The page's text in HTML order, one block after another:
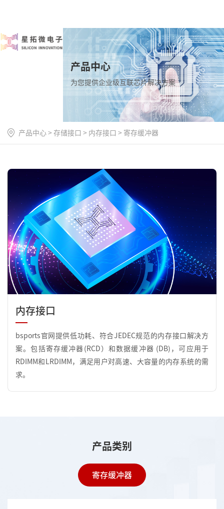
产品中心
为您提供企业级互联芯片解决方案
产品中心 > 存储接口 > 内存接口 > 寄存缓冲器
内存接口
bsports官网提供低功耗、符合JEDEC规范的内存接口解决方
案。包括寄存缓冲器(RCD）和数据缓冲器 (DB)，可应用于
RDIMM和LRDIMM，满足用户对高速、大容量的内存系统的需
求。
产品类别
寄存缓冲器